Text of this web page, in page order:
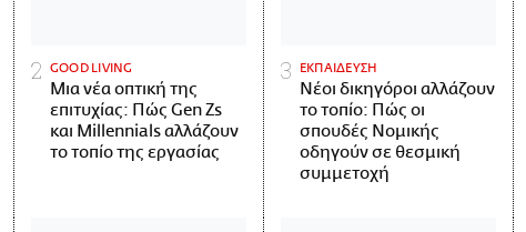
GOOD LIVING
Μια νέα οπτική της
επιτυχίας: Πώς Gen Zs
και Millennials αλλάζουν
το τοπίο της εργασίας
ΕΚΠΑΙΔΕΥΣΗ
Νέοι δικηγόροι αλλάζουν
το τοπίο: Πώς οι
σπουδές Νομικής
οδηγούν σε θεσμική
συμμετοχή